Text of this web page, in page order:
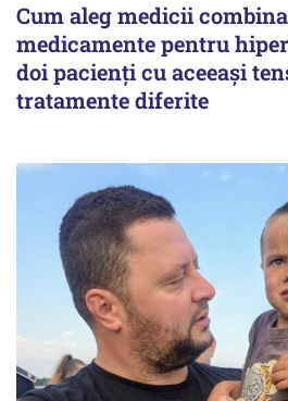
Cum aleg medicii
medicamente pentru
doi pacienți cu aceeași
tratamente diferite